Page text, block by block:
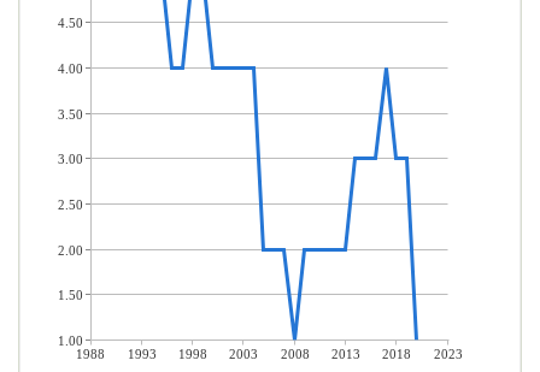
1988 1993 1998 2003 2008 2013 2018
2023
4.50
4.00
3.50
3.00
2.50
2.00
1.50
1.00